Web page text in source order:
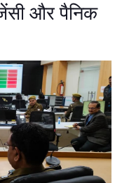
और पैनिक